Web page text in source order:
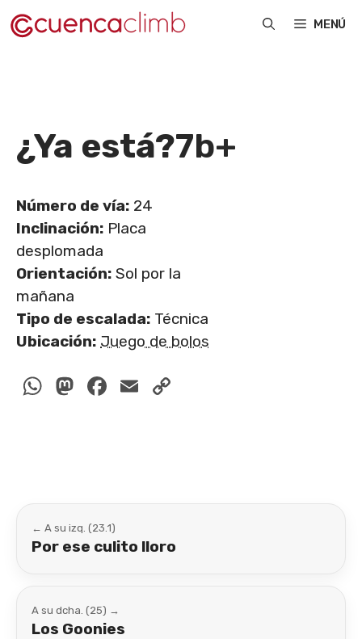
Saltar
al
MENÚ
¿Ya está?7b+
Número de vía: 24
Inclinación: Placa
desplomada
Orientación: Sol por la
mañana
Tipo de escalada: Técnica
Ubicación: Juego de bolos
WhatsApp
Mastodon
Facebook
Email
← A su izq. (23.1)
Por ese culito lloro
A su dcha. (25) →
Los Goonies